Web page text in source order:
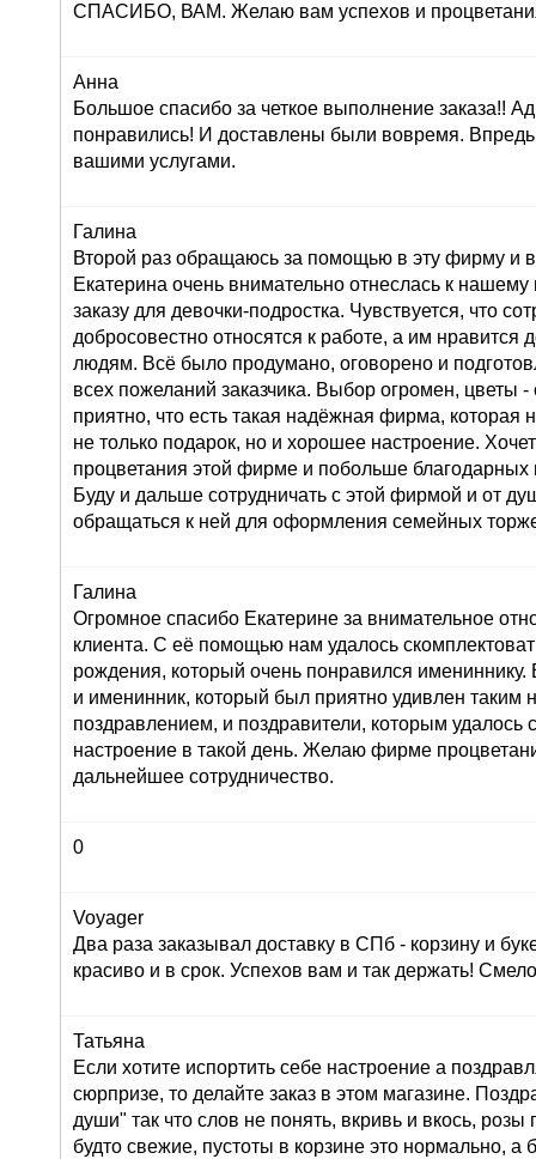
СПАСИБО, ВАМ. Желаю вам успехов и
Анна
Большое спасибо за четкое выполнение заказа!!
понравились! И доставлены были вовремя. Впредь
вашими услугами.
Галина
Второй раз обращаюсь за помощью в эту фирму и
Екатерина очень внимательно отнеслась к
заказу для девочки-подростка. Чувствуется, что
добросовестно относятся к работе, а им нравится
людям. Всё было продумано, оговорено и
всех пожеланий заказчика. Выбор огромен, цветы
приятно, что есть такая надёжная фирма, которая
не только подарок, но и хорошее настроение.
процветания этой фирме и побольше благодарных
Буду и дальше сотрудничать с этой фирмой и от
обращаться к ней для оформления семейных
Галина
Огромное спасибо Екатерине за внимательное
клиента. С её помощью нам удалось
рождения, который очень понравился имениннику.
и именинник, который был приятно удивлен таким
поздравлением, и поздравители, которым удалось
настроение в такой день. Желаю фирме
дальнейшее сотрудничество.
0
Voyager
Два раза заказывал доставку в СПб - корзину и
красиво и в срок. Успехов вам и так держать!
Татьяна
Если хотите испортить себе настроение а
сюрпризе, то делайте заказ в этом магазине.
души" так что слов не понять, вкривь и вкось, розы
будто свежие, пустоты в корзине это нормально, а